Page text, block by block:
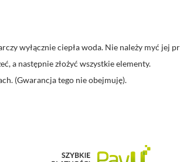
wyłącznie ciepła woda. Nie należy myć jej
a następnie złożyć wszystkie elementy.
(Gwarancja tego nie obejmuję).